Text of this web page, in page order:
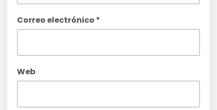
Correo electrónico *
Web